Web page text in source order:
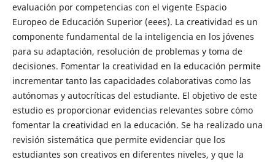
evaluación por competencias con el vigente Espacio
Europeo de Educación Superior (eees). La creatividad es un
componente fundamental de la inteligencia en los jóvenes
para su adaptación, resolución de problemas y toma de
decisiones. Fomentar la creatividad en la educación permite
incrementar tanto las capacidades colaborativas como las
autónomas y autocríticas del estudiante. El objetivo de este
estudio es proporcionar evidencias relevantes sobre cómo
fomentar la creatividad en la educación. Se ha realizado una
revisión sistemática que permite evidenciar que los
estudiantes son creativos en diferentes niveles, y que la